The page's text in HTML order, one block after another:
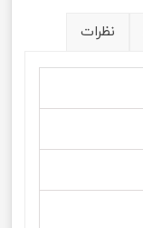
نظرات